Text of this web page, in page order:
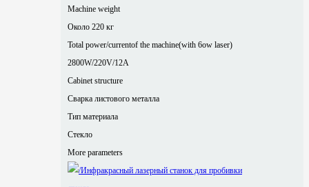
Machine weight
Около 220 кг
Total power/currentof the machine(with 6ow laser)
2800W/220V/12A
Cabinet structure
Сварка листового металла
Тип материала
Стекло
More parameters